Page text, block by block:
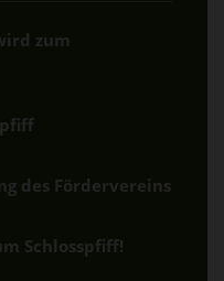
zum
des Fördervereins
Schlosspfiff!